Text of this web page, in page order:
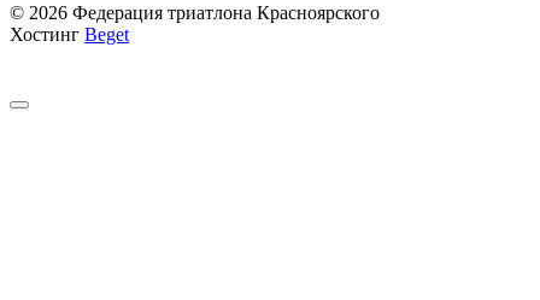
© 2026 Федерация триатлона Красноярского
Хостинг Beget